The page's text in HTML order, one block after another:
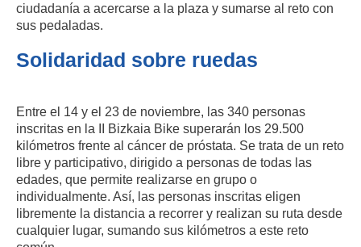
ciudadanía a acercarse a la plaza y sumarse al reto con
sus pedaladas.
Solidaridad sobre ruedas
Entre el 14 y el 23 de noviembre, las 340 personas
inscritas en la II Bizkaia Bike superarán los 29.500
kilómetros frente al cáncer de próstata. Se trata de un reto
libre y participativo, dirigido a personas de todas las
edades, que permite realizarse en grupo o
individualmente. Así, las personas inscritas eligen
libremente la distancia a recorrer y realizan su ruta desde
cualquier lugar, sumando sus kilómetros a este reto